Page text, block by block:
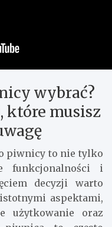
wybrać?
które musisz
piwnicy to nie tylko
funkcjonalności i
decyzji warto
aspektami,
użytkowanie oraz